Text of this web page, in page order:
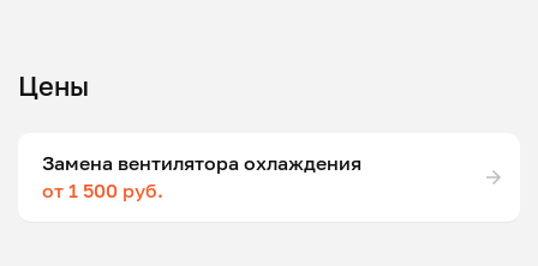
Цены
Замена вентилятора охлаждения
от 1 500 руб.